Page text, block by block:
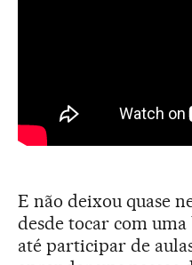
E não deixou quase
desde tocar com uma
até participar de